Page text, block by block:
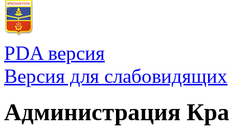
PDA версия
Версия для слабовидящих
Администрация